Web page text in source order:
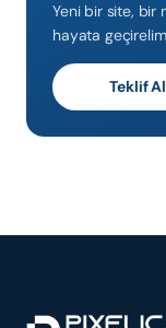
Yeni bir site, bir
hayata
Teklif